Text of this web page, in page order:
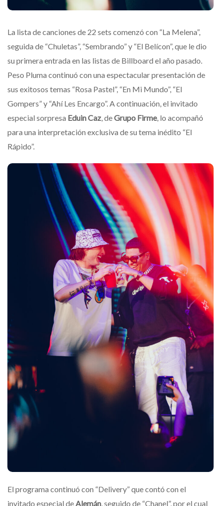
La lista de canciones de 22 sets comenzó con “La Melena”,
seguida de “Chuletas”, “Sembrando” y “El Belícon”, que le dio
su primera entrada en las listas de Billboard el año pasado.
Peso Pluma continuó con una espectacular presentación de
sus exitosos temas “Rosa Pastel”, “En Mi Mundo”, “El
Gompers” y “Ahí Les Encargo”. A continuación, el invitado
especial sorpresa Eduin Caz , deGrupo Firme, lo acompañó
para una interpretación exclusiva de su tema inédito “El
Rápido”.
El programa continuó con “Delivery” que contó con el
invitado especial deAlemán, seguido de “Chanel”, por el cual